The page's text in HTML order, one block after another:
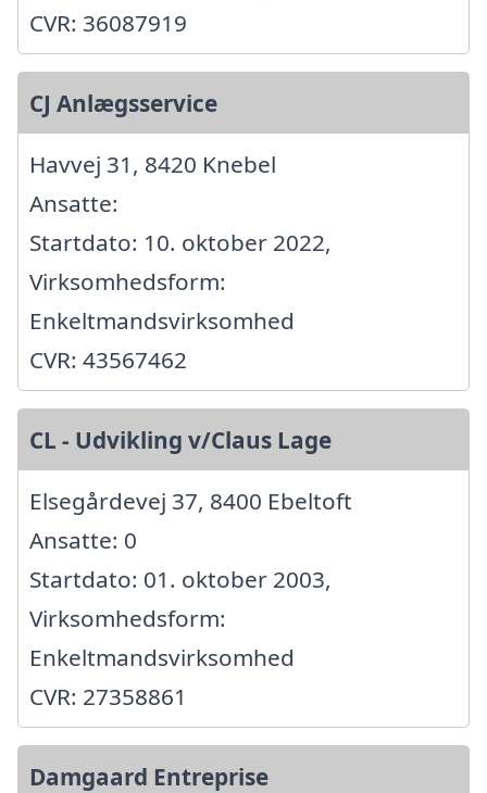
CVR: 36087919
CJ Anlægsservice
Havvej 31, 8420 Knebel
Ansatte:
Startdato: 10. oktober 2022,
Virksomhedsform:
Enkeltmandsvirksomhed
CVR: 43567462
CL - Udvikling v/Claus Lage
Elsegårdevej 37, 8400 Ebeltoft
Ansatte: 0
Startdato: 01. oktober 2003,
Virksomhedsform:
Enkeltmandsvirksomhed
CVR: 27358861
Damgaard Entreprise